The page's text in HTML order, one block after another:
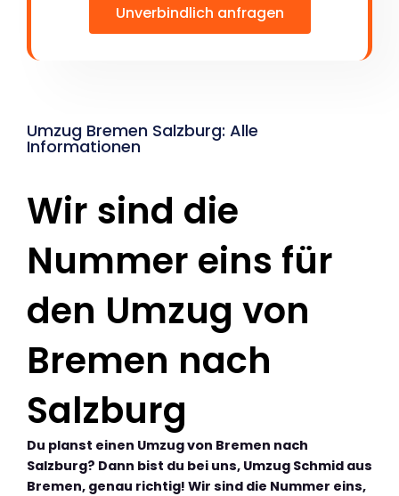
Unverbindlich anfragen
Umzug Bremen Salzburg: Alle
Informationen
Wir sind die
Nummer eins für
den Umzug von
Bremen nach
Salzburg
Du planst einen Umzug von Bremen nach
Salzburg? Dann bist du bei uns, Umzug Schmid aus
Bremen, genau richtig! Wir sind die Nummer eins,